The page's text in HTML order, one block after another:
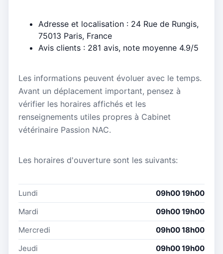
Adresse et localisation : 24 Rue de Rungis,
75013 Paris, France
Avis clients : 281 avis, note moyenne 4.9/5
Les informations peuvent évoluer avec le temps.
Avant un déplacement important, pensez à
vérifier les horaires affichés et les
renseignements utiles propres à Cabinet
vétérinaire Passion NAC.
Les horaires d'ouverture sont les suivants:
Lundi
09h00 19h00
Mardi
09h00 19h00
Mercredi
09h00 18h00
Jeudi
09h00 19h00